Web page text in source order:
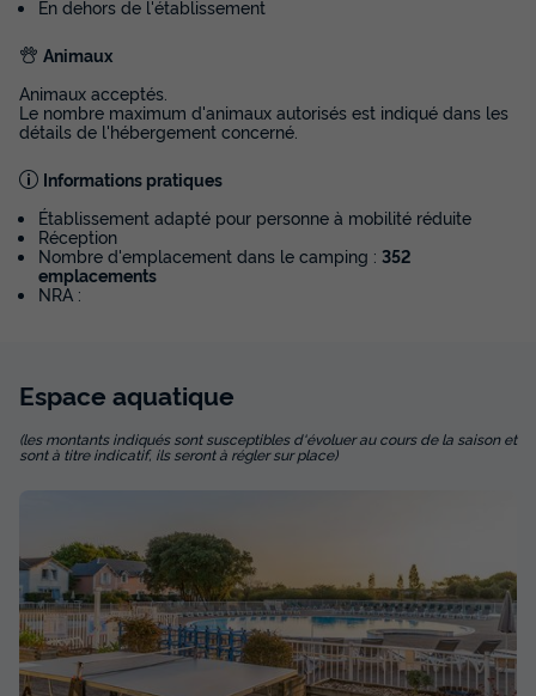
En dehors de l'établissement
Animaux
Animaux acceptés.
Le nombre maximum d'animaux autorisés est indiqué dans les
détails de l'hébergement concerné.
Informations pratiques
Établissement adapté pour personne à mobilité réduite
Réception
Nombre d'emplacement dans le camping : 352
emplacements
NRA :
Espace aquatique
(les montants indiqués sont susceptibles d'évoluer au cours de la saison et
sont à titre indicatif, ils seront à régler sur place)